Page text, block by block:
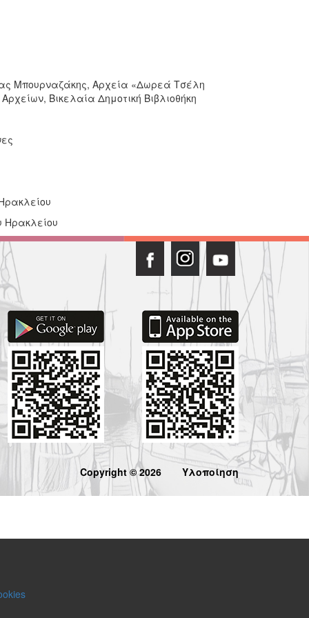
Μπουρναζάκης, Αρχεία «Δωρεά Τσέλη
Βικελαία Δημοτική Βιβλιοθήκη
Ηρακλείου
Copyright © 2026 Υλοποίηση